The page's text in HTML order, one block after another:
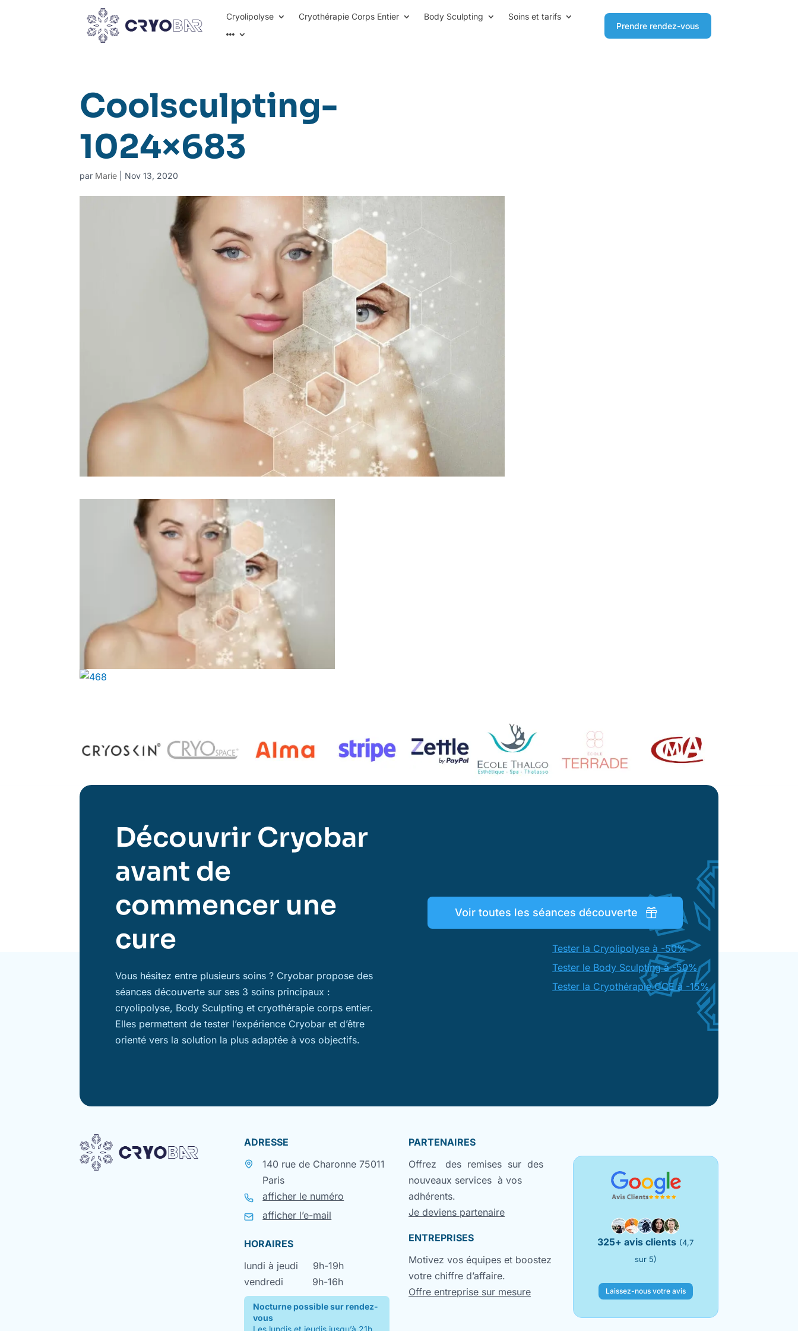
Cryolipolyse Cryothérapie Corps Entier Body Sculpting
Soins et tarifs
Prendre rendez-vous
Coolsculpting-
1024×683
par Marie Nov 13, 2020
Découvrir Cryobar
avant de
commencer une
cure
Vous hésitez entre plusieurs soins ? Cryobar propose des
séances découverte sur ses 3 soins principaux :
cryolipolyse, Body Sculpting et cryothérapie corps entier.
Elles permettent de tester l’expérience Cryobar et d’être
orienté vers la solution la plus adaptée à vos objectifs.
Voir toutes les séances découverte
Tester la Cryolipolyse à -50%
Tester le Body Sculpting à -50%
Tester la Cryothérapie CCE à -15%
ADRESSE
140 rue de Charonne 75011
Paris
afficher le numéro
afficher l’e-mail
HORAIRES
lundi à jeudi
9h-19h
vendredi
9h-16h
Nocturne possible sur rendez-
vous
Les lundis et jeudis jusqu’à 21h
PARTENAIRES
Offrez des remises sur des
nouveaux services à vos
adhérents.
Je deviens partenaire
ENTREPRISES
Motivez vos équipes et boostez
votre chiffre d’affaire.
Offre entreprise sur mesure
325+ avis clients (4,7
sur 5)
Laissez-nous votre avis